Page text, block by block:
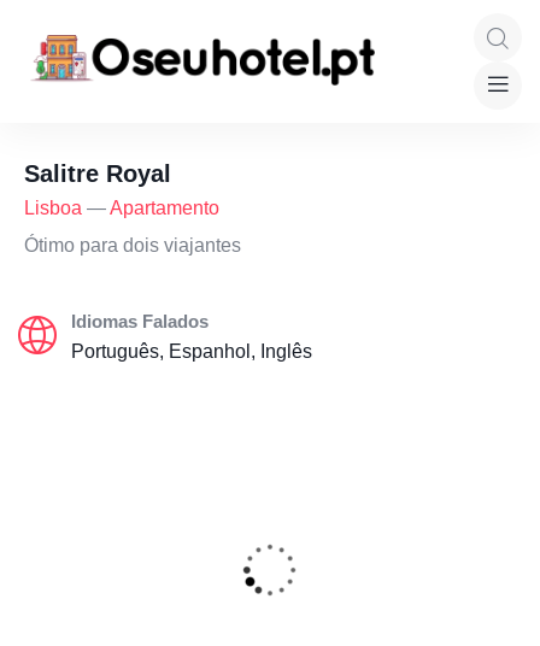
Salitre Royal
Lisboa —Apartamento
Ótimo para dois viajantes
Idiomas Falados
Português, Espanhol, Inglês